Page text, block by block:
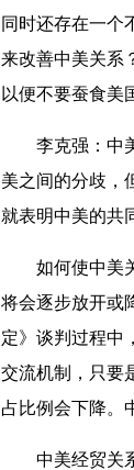
同时还存在一个
来改善中美关系
以便不要蚕食美
李克强：中美
美之间的分歧，
就表明中美的共
如何使中美关
将会逐步放开或
定》谈判过程中
交流机制，只要
占比例会下降。
中美经贸关系